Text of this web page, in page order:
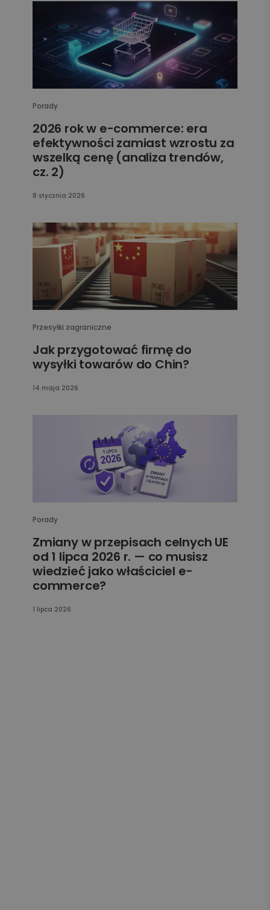
Porady
2026 rok w e-commerce: era
efektywności zamiast wzrostu za
wszelką cenę (analiza trendów,
cz. 2)
8 stycznia 2026
Przesyłki zagraniczne
Jak przygotować firmę do
wysyłki towarów do Chin?
14 maja 2026
Porady
Zmiany w przepisach celnych UE
od 1 lipca 2026 r. — co musisz
wiedzieć jako właściciel e-
commerce?
1 lipca 2026